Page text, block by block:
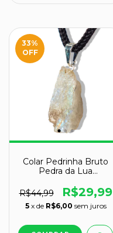
33%
OFF
Colar Pedrinha Bruto
Pedra da Lua
Prateado
R$44,99 R$29,99
5 x de R$6,00 sem juros